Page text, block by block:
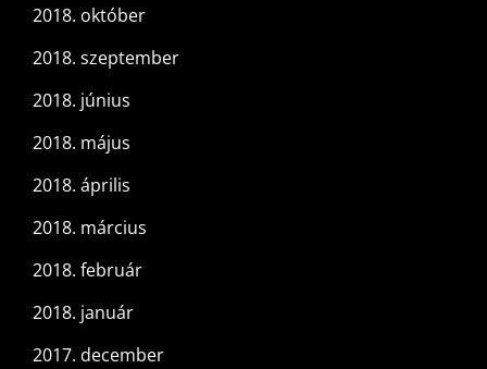
2018. október
2018. szeptember
2018. június
2018. május
2018. április
2018. március
2018. február
2018. január
2017. december